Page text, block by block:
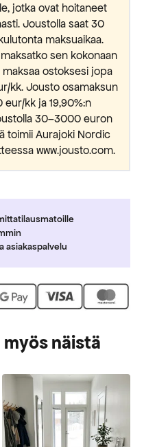
jotka ovat hoitaneet
Joustolla saat 30
maksuaikaa.
sen kokonaan
maksaa ostoksesi jopa
kk. Jousto osamaksun
kk ja 19,90%:n
30–3000 euron
toimii Aurajoki Nordic
www.jousto.com.
asiakaspalvelu
näistä